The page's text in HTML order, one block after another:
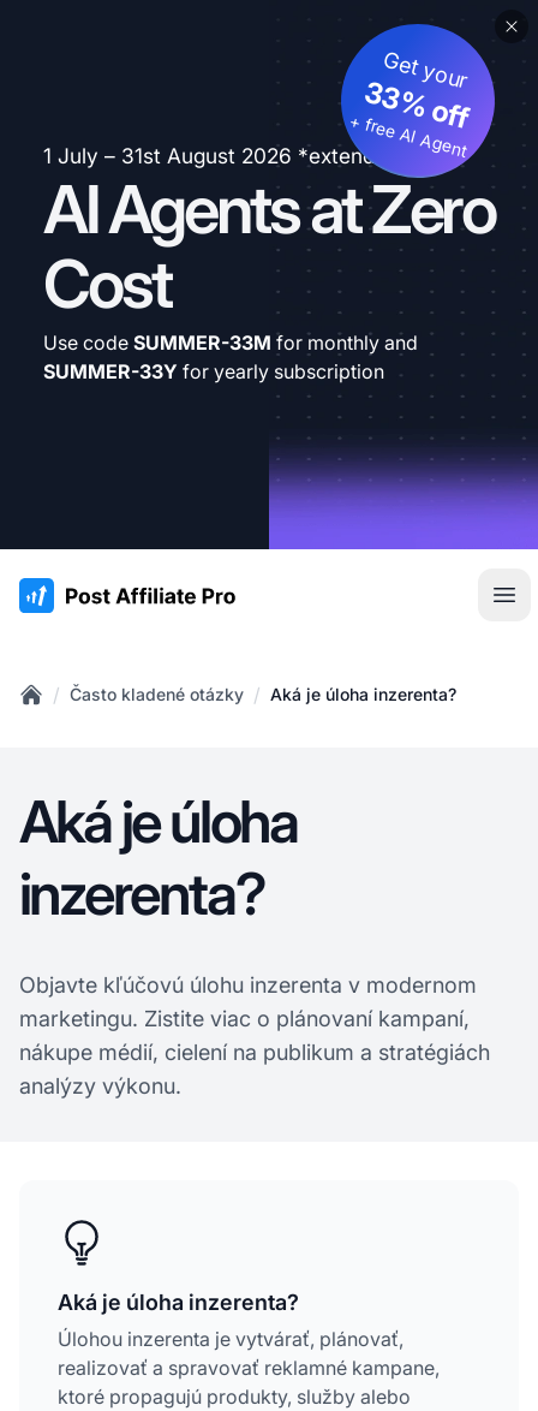
1 July – 31st August 2026 *extended
AI Agents at Zero
Cost
Get your
33% off
+ free AI Agent
Use code SUMMER-33M for monthly and
SUMMER-33Y for yearly subscription
:site.title
/ Často kladené otázky / Aká je úloha inzerenta?
Aká je úloha
inzerenta?
Objavte kľúčovú úlohu inzerenta v modernom
marketingu. Zistite viac o plánovaní kampaní,
nákupe médií, cielení na publikum a stratégiách
analýzy výkonu.
Aká je úloha inzerenta?
Úlohou inzerenta je vytvárať, plánovať,
realizovať a spravovať reklamné kampane,
ktoré propagujú produkty, služby alebo